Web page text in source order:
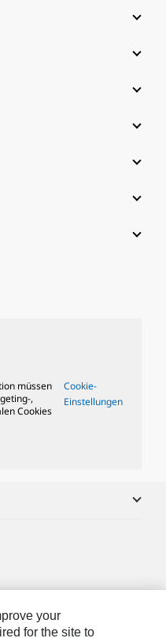
müssen
,
Cookies
Cookie-
Einstellungen
your
for the site to